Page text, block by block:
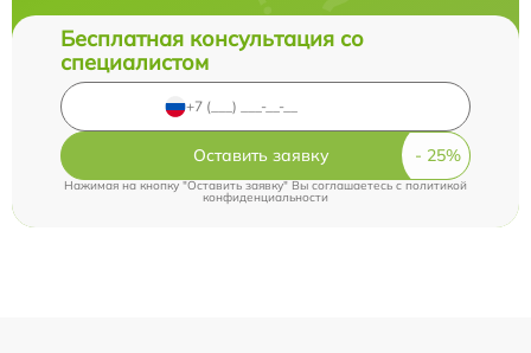
Бесплатная консультация со
специалистом
Оставить заявку
Нажимая на кнопку "Оставить заявку" Вы соглашаетесь cполитикой
конфиденциальности